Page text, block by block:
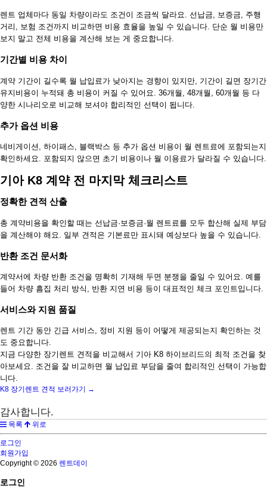
렌트 업체마다 동일 차량이라도 조건이 조금씩 달라요. 선납금, 보증금, 주행
거리, 보험 조건까지 비교하면 비용 효율을 높일 수 있습니다. 단순 월 비용만
보지 말고 전체 비용을 계산해 보는 게 중요합니다.
기간별 비용 차이
계약 기간이 길수록 월 납입료가 낮아지는 경향이 있지만, 기간이 길면 장기간
유지비용이 누적돼 총 비용이 커질 수 있어요. 36개월, 48개월, 60개월 등 다
양한 시나리오로 비교해 보셔야 합리적인 선택이 됩니다.
추가 옵션 비용
네비게이션, 하이패스, 블랙박스 등 추가 옵션 비용이 월 렌트료에 포함되는지
확인하세요. 포함되지 않으면 초기 비용이나 월 이용료가 달라질 수 있습니다.
기아 K8 계약 전 마지막 체크리스트
정확한 견적 산출
총 계약비용을 확인할 때는 선납금·보증금·월 렌트료를 모두 합산해 실제 부담
을 계산해야 해요. 일부 견적은 기본료만 표시돼 예상보다 높을 수 있습니다.
반환 조건 문서화
계약서에 차량 반환 조건을 명확히 기재해 두면 분쟁을 줄일 수 있어요. 예를
들어 차량 흠집 처리 방식, 반환 지연 비용 등이 대표적인 체크 포인트입니다.
서비스와 지원 품질
렌트 기간 동안 긴급 서비스, 정비 지원 등이 어떻게 제공되는지 확인하는 것
도 중요합니다.
지금 다양한 장기렌트 견적을 비교해서 기아 K8 하이브리드의 최적 조건을 찾
아보세요. 조건을 잘 비교하면 월 납입료 부담을 줄여 합리적인 선택이 가능합
니다.
K8 장기렌트 견적 보러가기 →
감사합니다.
목록 위로
로그인
회원가입
Copyright © 2026 렌트데이
로그인